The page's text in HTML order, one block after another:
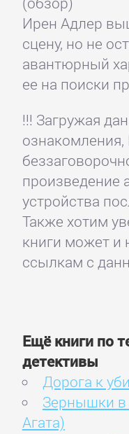
Ирен Адлер
сцену, но не
авантюрный
ее на поиски
!!! Загружая
произведение
устройства
Также хотим
книги может и
ссылкам с
Ещё книги по
детективы
Дорога к
Зернышки в
Агата)